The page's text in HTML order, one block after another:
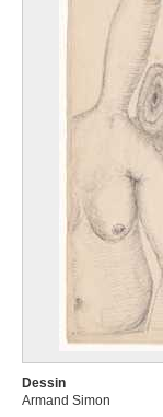
Dessin
Armand Simon